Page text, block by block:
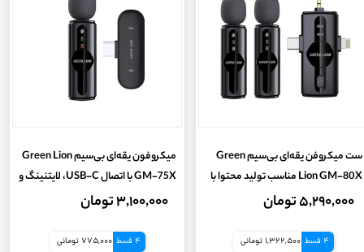
ست میکروفن یقه‌ای بی‌سیم Green
Lion GM-80X مناسب تولید محتوا با
درگاه USB-C، لایتنینگ و AUX
۵,۲۹۰,۰۰۰ تومان
4 قسط 1,322,500 تومانی
میکروفون یقه‌ای بی‌سیم Green Lion
GM-75X با اتصال USB-C، لایتنینگ و
USB-A
۳,۱۰۰,۰۰۰ تومان
4 قسط 775,000 تومانی